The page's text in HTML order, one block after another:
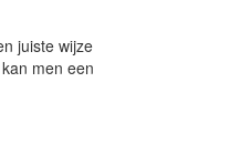
juiste wijze
men een